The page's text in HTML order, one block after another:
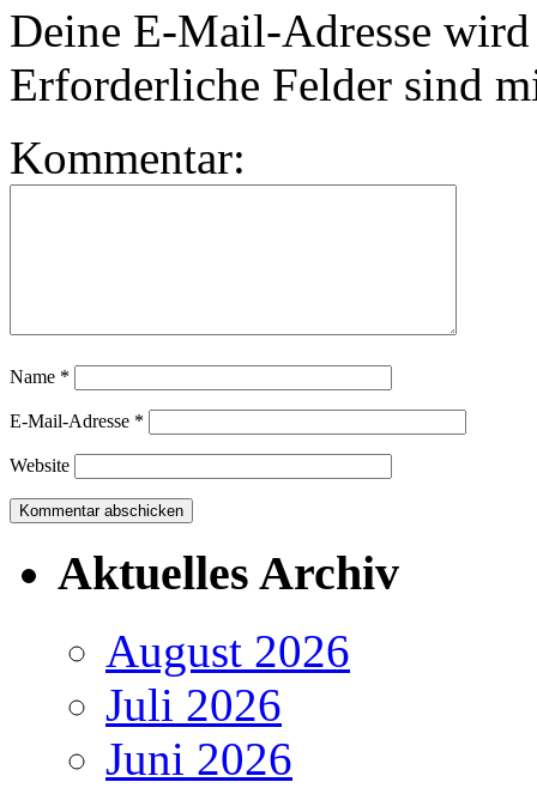
Deine E-Mail-Adresse
Erforderliche Felder sind
Kommentar:
Name *
E-Mail-Adresse *
Website
Aktuelles Archiv
August 2026
Juli 2026
Juni 2026